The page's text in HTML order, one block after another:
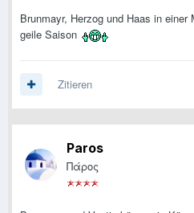
Brunmayr, Herzog und Haas in
geile Saison
Zitieren
Paros
Πάρος